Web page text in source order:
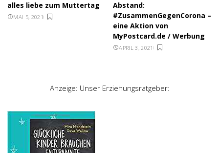
alles liebe zum Muttertag
MAI 5, 2021
Abstand:
#ZusammenGegenCorona –
eine Aktion von
MyPostcard.de / Werbung
APRIL 3, 2021
Anzeige: Unser Erziehungsratgeber: